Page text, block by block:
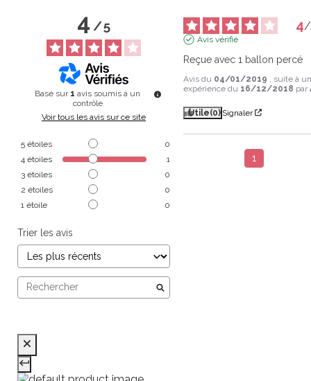
4/5
Basé sur 1 avis soumis à un
contrôle
Voir tous les avis sur ce site
5 étoiles
0
4 étoiles
1
3 étoiles
0
2 étoiles
0
1 étoile 0
Trier les avis
4/
Avis vérifié
Reçue avec 1 ballon percé
Avis du 04/01/2019 , suite à
expérience du 16/12/2018 par
Utile(0) Signaler
1